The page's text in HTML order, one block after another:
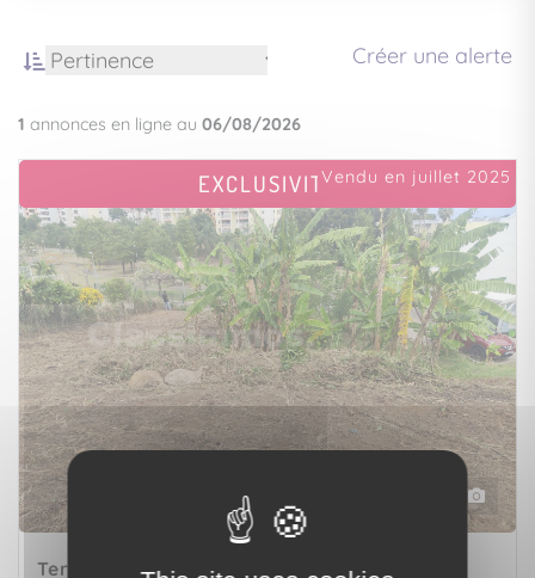
Créer une alerte
1 annonces en ligne au 06/08/2026
EXCLUSIVITÉVendu en juillet 2025
Terrain LE ROBERT (97231)